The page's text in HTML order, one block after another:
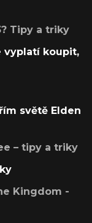
Tipy a triky
vyplatí koupit,
světě Elden
– tipy a triky
Kingdom -